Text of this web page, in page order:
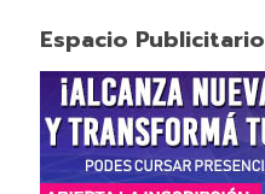
Espacio Publicitario